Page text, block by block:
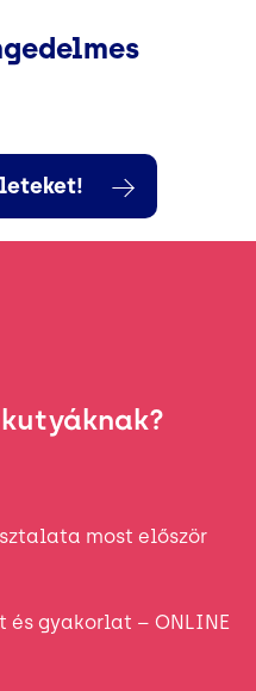
most először
és gyakorlat – ONLINE